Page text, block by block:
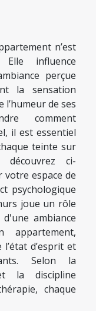
n’est
influence
perçue
la sensation
l’humeur de ses
comment
il est essentiel
teinte sur
découvrez ci-
espace de
psychologique
joue un rôle
ambiance
appartement,
d’esprit et
Selon la
la discipline
chaque